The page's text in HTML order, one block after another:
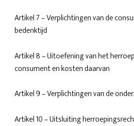
Artikel 7 – Verplichtingen van de
bedenktijd
Artikel 8 – Uitoefening van het
consument en kosten daarvan
Artikel 9 – Verplichtingen van de
Artikel 10 – Uitsluiting